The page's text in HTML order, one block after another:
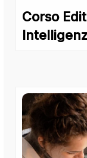
Corso